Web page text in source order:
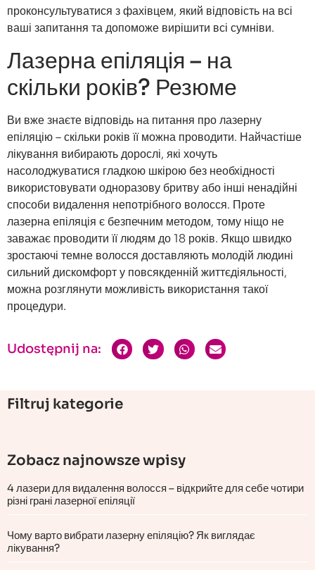
проконсультуватися з фахівцем, який відповість на всі
ваші запитання та допоможе вирішити всі сумніви.
Лазерна епіляція – на
скільки років? Резюме
Ви вже знаєте відповідь на питання про лазерну
епіляцію – скільки років її можна проводити. Найчастіше
лікування вибирають дорослі, які хочуть
насолоджуватися гладкою шкірою без необхідності
використовувати одноразову бритву або інші ненадійні
способи видалення непотрібного волосся. Проте
лазерна епіляція є безпечним методом, тому ніщо не
заважає проводити її людям до 18 років. Якщо швидко
зростаючі темне волосся доставляють молодій людині
сильний дискомфорт у повсякденній життєдіяльності,
можна розглянути можливість використання такої
процедури.
Udostępnij na:
Filtruj kategorie
Zobacz najnowsze wpisy
4 лазери для видалення волосся – відкрийте для себе чотири
різні грані лазерної епіляції
Чому варто вибрати лазерну епіляцію? Як виглядає
лікування?